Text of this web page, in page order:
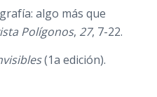
algo más que
Polígonos, 27, 7-22.
(1a edición).